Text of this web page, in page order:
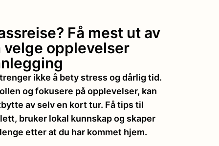
Få mest ut av
velge opplevelser
ikke å bety stress og dårlig tid.
og fokusere på opplevelser, kan
av selv en kort tur. Få tips til
bruker lokal kunnskap og skaper
etter at du har kommet hjem.